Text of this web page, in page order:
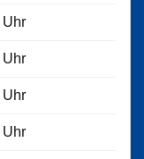
Uhr
Uhr
Uhr
Uhr